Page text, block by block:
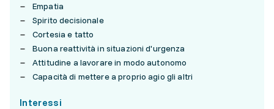
Empatia
Spirito decisionale
Cortesia e tatto
Buona reattività in situazioni d'urgenza
Attitudine a lavorare in modo autonomo
Capacità di mettere a proprio agio gli altri
Interessi